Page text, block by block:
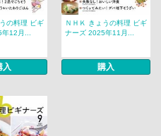
の料理 ビギ
12月...
入
ＮＨＫ きょうの料理 ビギ
ナーズ 2025年11月...
購入